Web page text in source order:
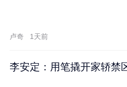
卢奇 1天前
李安定：用笔撬开家轿禁